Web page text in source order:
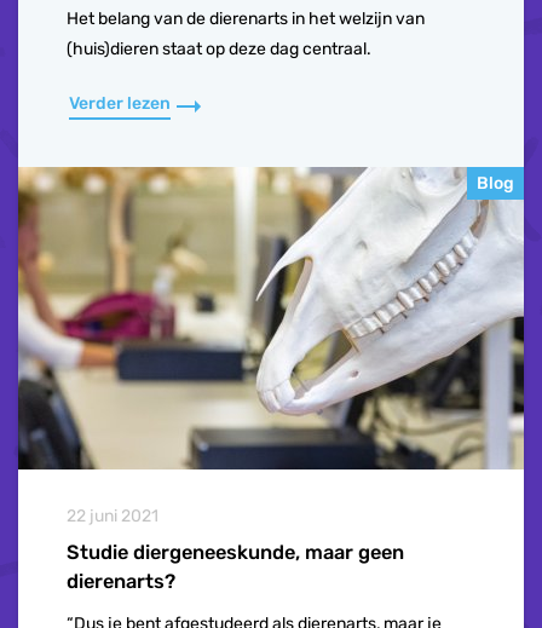
Het belang van de dierenarts in het welzijn van
(huis)dieren staat op deze dag centraal.
Verder lezen
Blog
22 juni 2021
Studie diergeneeskunde, maar geen
dierenarts?
“Dus je bent afgestudeerd als dierenarts, maar je